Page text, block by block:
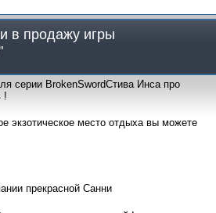
в продажу игры
серии BrokenSwordСтива Инса про
!
экзотическое место отдыха вы можете
прекрасной Санни